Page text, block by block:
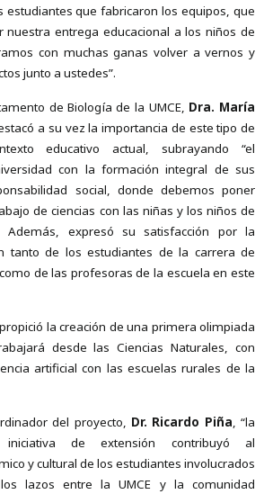
estudiantes que fabricaron los equipos, que
entrega educacional a los niños de
con muchas ganas volver a vernos y
junto a ustedes”.
de Biología de la UMCE, Dra. María
a su vez la importancia de este tipo de
educativo actual, subrayando “el
con la formación integral de sus
social, donde debemos poner
de ciencias con las niñas y los niños de
Además, expresó su satisfacción por la
tanto de los estudiantes de la carrera de
de las profesoras de la escuela en este
la creación de una primera olimpiada
desde las Ciencias Naturales, con
artificial con las escuelas rurales de la
del proyecto, Dr. Ricardo Piña, “la
de extensión contribuyó al
y cultural de los estudiantes involucrados
lazos entre la UMCE y la comunidad